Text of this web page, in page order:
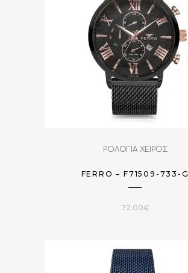
ΡΟΛΟΓΙΑ ΧΕΙΡΟΣ
FERRO – F71509-733-G
72.00€